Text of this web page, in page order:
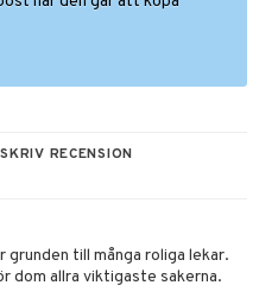
SKRIV RECENSION
till många roliga lekar.
dom allra viktigaste sakerna.